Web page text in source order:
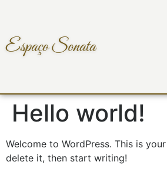
Espaço Sonata
Hello world!
Welcome to WordPress. This is
delete it, then start writing!